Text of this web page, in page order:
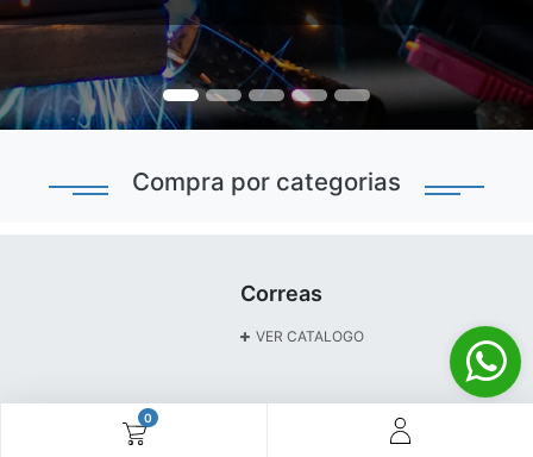
0
Compra por categorias
Correas
VER CATALOGO